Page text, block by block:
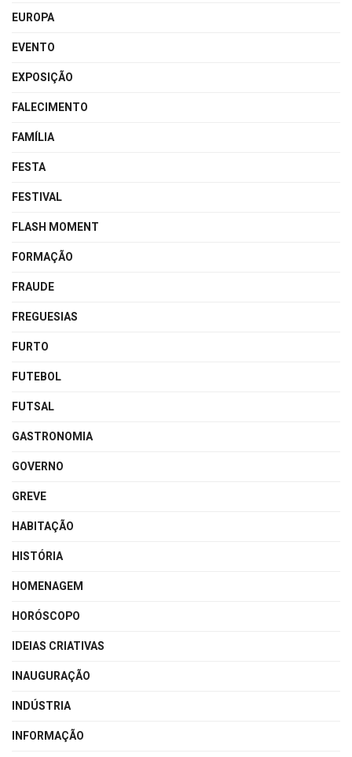
EUROPA
EVENTO
EXPOSIÇÃO
FALECIMENTO
FAMÍLIA
FESTA
FESTIVAL
FLASH MOMENT
FORMAÇÃO
FRAUDE
FREGUESIAS
FURTO
FUTEBOL
FUTSAL
GASTRONOMIA
GOVERNO
GREVE
HABITAÇÃO
HISTÓRIA
HOMENAGEM
HORÓSCOPO
IDEIAS CRIATIVAS
INAUGURAÇÃO
INDÚSTRIA
INFORMAÇÃO